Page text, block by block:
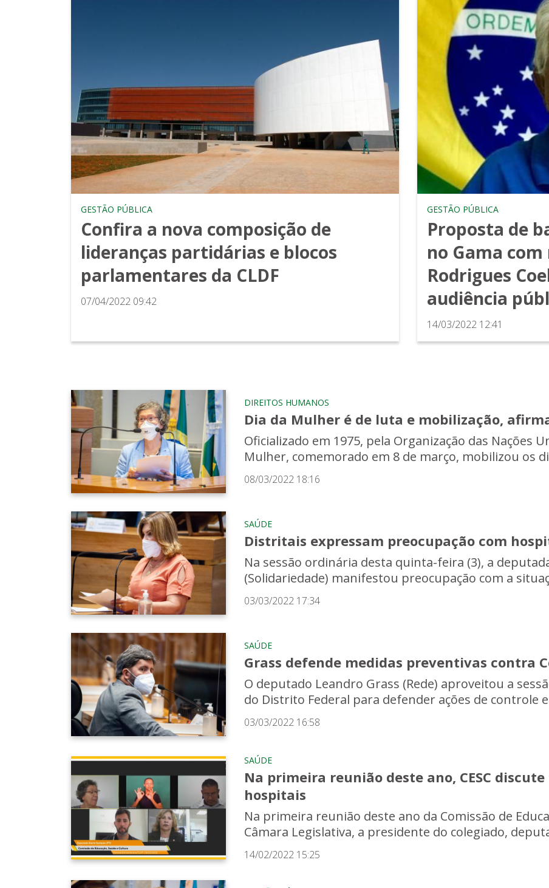
GESTÃO PÚBLICA
Confira a nova composição de
lideranças partidárias e blocos
parlamentares da CLDF
07/04/2022 09:42
GESTÃO PÚBLICA
Proposta de
no Gama
Rodrigues
audiência
14/03/2022 12:41
DIREITOS HUMANOS
Dia da Mulher é de luta e mobilização,
Oficializado em 1975, pela Organização das Nações
Mulher, comemorado em 8 de março, mobilizou os
08/03/2022 18:16
SAÚDE
Distritais expressam preocupação com
Na sessão ordinária desta quinta-feira (3), a
(Solidariedade) manifestou preocupação com a
03/03/2022 17:34
SAÚDE
Grass defende medidas preventivas contra
O deputado Leandro Grass (Rede) aproveitou a
do Distrito Federal para defender ações de controle
03/03/2022 16:58
SAÚDE
Na primeira reunião deste ano, CESC
hospitais
Na primeira reunião deste ano da Comissão de
Câmara Legislativa, a presidente do colegiado,
14/02/2022 15:25